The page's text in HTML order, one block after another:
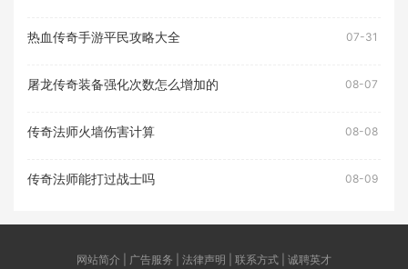
热血传奇手游平民攻略大全 07-31
屠龙传奇装备强化次数怎么增加的 08-07
传奇法师火墙伤害计算 08-08
传奇法师能打过战士吗 08-09
网站简介 | 广告服务 | 法律声明 | 联系方式 | 诚聘英才